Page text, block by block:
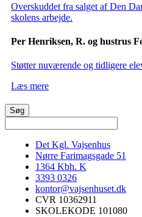
Overskuddet fra salget af Den
skolens arbejde.
Per Henriksen, R. og hustrus
Støtter nuværende og tidligere
Læs mere
Det Kgl. Vajsenhus
Nørre Farimagsgade 51
1364 Kbh. K
3393 0326
kontor@vajsenhuset.dk
CVR 10362911
SKOLEKODE 101080